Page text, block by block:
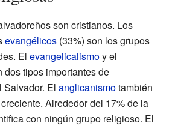
son cristianos. Los
evangélicos (33%) son los grupos
El evangelicalismoy el
dos tipos importantes de
Salvador. El anglicanismotambién
Alrededor del 17% de la
con ningún grupo religioso. El